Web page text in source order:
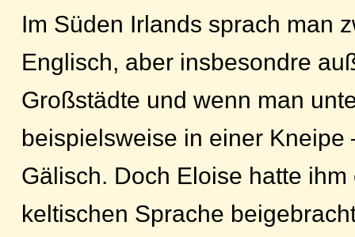
Im Süden Irlands sprach man
Englisch, aber insbesondre
Großstädte und wenn man
beispielsweise in einer Kneipe
Gälisch. Doch Eloise hatte
keltischen Sprache